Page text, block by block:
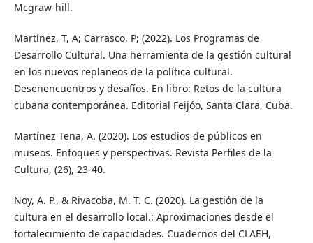
Mcgraw-hill.
Martínez, T, A; Carrasco, P; (2022). Los Programas de
Desarrollo Cultural. Una herramienta de la gestión cultural
en los nuevos replaneos de la política cultural.
Desenencuentros y desafíos. En libro: Retos de la cultura
cubana contemporánea. Editorial Feijóo, Santa Clara, Cuba.
Martínez Tena, A. (2020). Los estudios de públicos en
museos. Enfoques y perspectivas. Revista Perfiles de la
Cultura, (26), 23-40.
Noy, A. P., & Rivacoba, M. T. C. (2020). La gestión de la
cultura en el desarrollo local.: Aproximaciones desde el
fortalecimiento de capacidades. Cuadernos del CLAEH,